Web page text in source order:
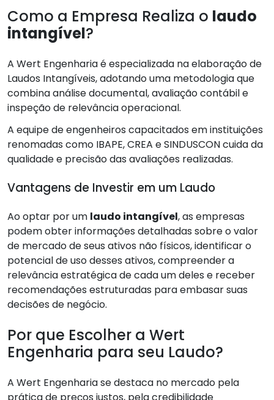
Como a Empresa Realiza o laudo
intangível?
A Wert Engenharia é especializada na elaboração de
Laudos Intangíveis, adotando uma metodologia que
combina análise documental, avaliação contábil e
inspeção de relevância operacional.
A equipe de engenheiros capacitados em instituições
renomadas como IBAPE, CREA e SINDUSCON cuida da
qualidade e precisão das avaliações realizadas.
Vantagens de Investir em um Laudo
Ao optar por um laudo intangível, as empresas
podem obter informações detalhadas sobre o valor
de mercado de seus ativos não físicos, identificar o
potencial de uso desses ativos, compreender a
relevância estratégica de cada um deles e receber
recomendações estruturadas para embasar suas
decisões de negócio.
Por que Escolher a Wert
Engenharia para seu Laudo?
A Wert Engenharia se destaca no mercado pela